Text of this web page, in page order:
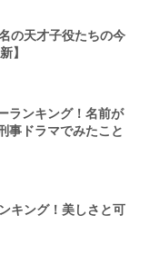
の天才子役たちの今
】
ランキング！名前が
事ドラマでみたこと
キング！美しさと可